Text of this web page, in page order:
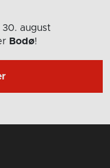
30. august
Bodø!